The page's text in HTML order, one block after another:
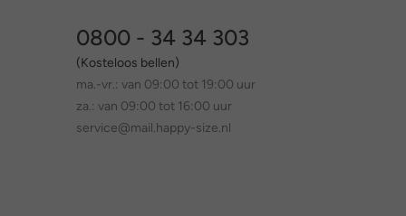
0800 - 34 34 303
(Kosteloos bellen)
ma.-vr.: van 09:00 tot 19:00 uur
za.: van 09:00 tot 16:00 uur
service@mail.happy-size.nl